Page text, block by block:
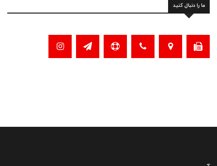
ما را دنبال کنید